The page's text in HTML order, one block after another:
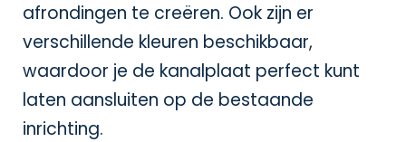
afrondingen te creëren. Ook zijn er
verschillende kleuren beschikbaar,
waardoor je de kanalplaat perfect kunt
laten aansluiten op de bestaande
inrichting.